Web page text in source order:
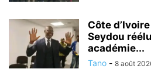
Côte
Seydou
académie...
Tano - 8 août